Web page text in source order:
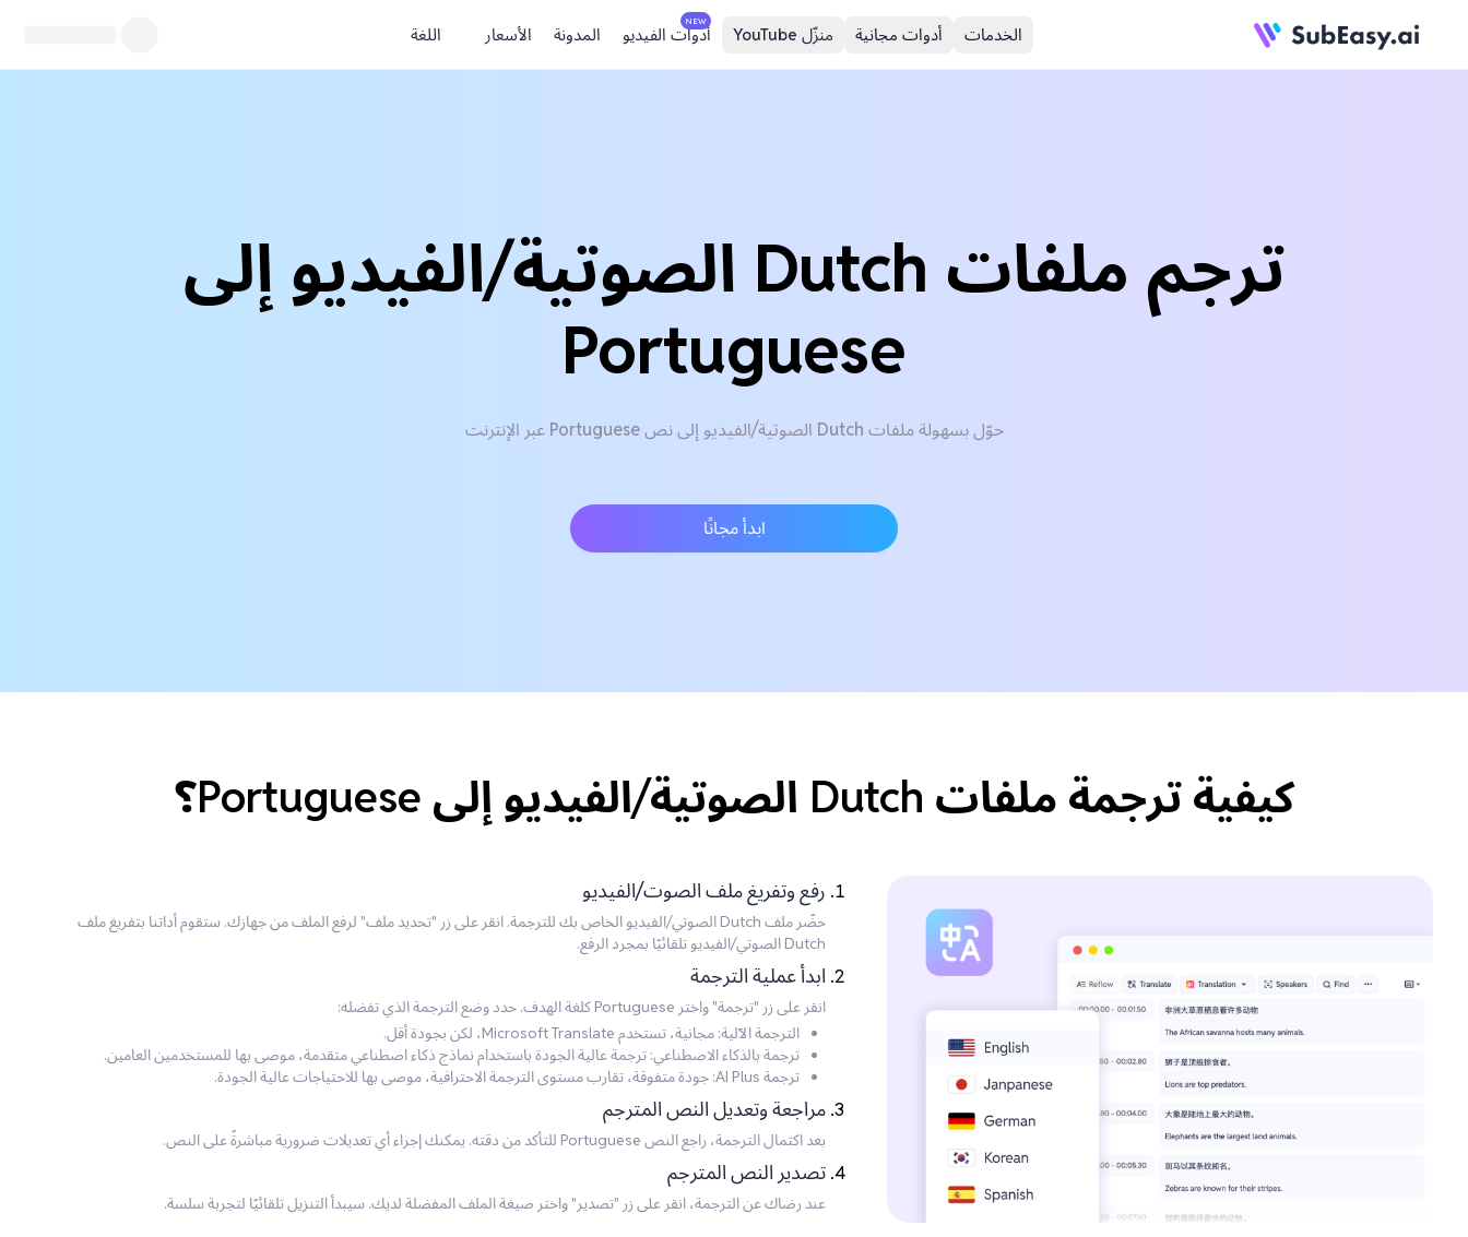
الخدمات أدوات مجانية منزّل YouTube
NEW
أدوات الفيديو المدونة الأسعار اللغة
ترجم ملفات Dutch الصوتية/الفيديو إلى
Portuguese
حوّل بسهولة ملفات Dutch الصوتية/الفيديو إلى نص Portuguese عبر الإنترنت
ابدأ مجانًا
كيفية ترجمة ملفات Dutch الصوتية/الفيديو إلى Portuguese؟
رفع وتفريغ ملف الصوت/الفيديو
حضّر ملف Dutch الصوتي/الفيديو الخاص بك للترجمة. انقر على زر "تحديد ملف" لرفع الملف من جهازك. ستقوم أداتنا بتفريغ ملف
Dutch الصوتي/الفيديو تلقائيًا بمجرد الرفع.
ابدأ عملية الترجمة
انقر على زر "ترجمة" واختر Portuguese كلغة الهدف. حدد وضع الترجمة الذي تفضله:
الترجمة الآلية: مجانية، تستخدم Microsoft Translate، لكن بجودة أقل.
ترجمة بالذكاء الاصطناعي: ترجمة عالية الجودة باستخدام نماذج ذكاء اصطناعي متقدمة، موصى بها للمستخدمين العامين.
ترجمة AI Plus: جودة متفوقة، تقارب مستوى الترجمة الاحترافية، موصى بها للاحتياجات عالية الجودة.
مراجعة وتعديل النص المترجم
بعد اكتمال الترجمة، راجع النص Portuguese للتأكد من دقته. يمكنك إجراء أي تعديلات ضرورية مباشرةً على النص.
تصدير النص المترجم
عند رضاك عن الترجمة، انقر على زر "تصدير" واختر صيغة الملف المفضلة لديك. سيبدأ التنزيل تلقائيًا لتجربة سلسة.